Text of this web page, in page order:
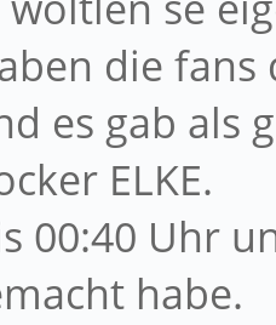
die
es gab als
ELKE.
00:40 Uhr
habe.